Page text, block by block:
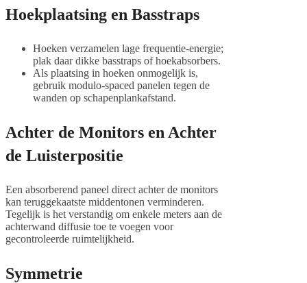
Hoekplaatsing en Basstraps
Hoeken verzamelen lage frequentie-energie;
plak daar dikke basstraps of hoekabsorbers.
Als plaatsing in hoeken onmogelijk is,
gebruik modulo-spaced panelen tegen de
wanden op schapenplankafstand.
Achter de Monitors en Achter
de Luisterpositie
Een absorberend paneel direct achter de monitors
kan teruggekaatste middentonen verminderen.
Tegelijk is het verstandig om enkele meters aan de
achterwand diffusie toe te voegen voor
gecontroleerde ruimtelijkheid.
Symmetrie